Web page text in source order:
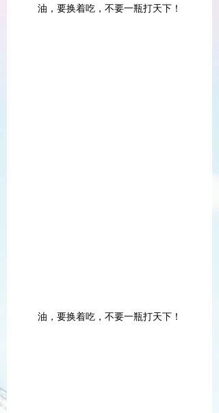
油，要换着吃，不要一瓶打天下！
油，要换着吃，不要一瓶打天下！